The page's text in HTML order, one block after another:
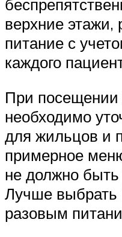
верхние этажи,
питание с
каждого
При посещении
необходимо
для жильцов и
примерное
не должно
Лучше выбрать
разовым